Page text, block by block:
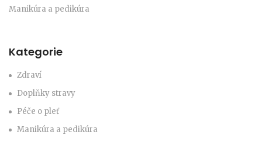
Manikúra a pedikúra
Kategorie
Zdraví
Doplňky stravy
Péče o pleť
Manikúra a pedikúra